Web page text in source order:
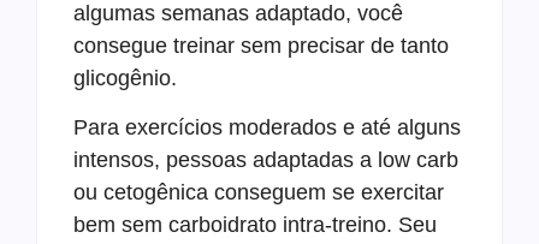
algumas semanas adaptado, você
consegue treinar sem precisar de tanto
glicogênio.
Para exercícios moderados e até alguns
intensos, pessoas adaptadas a low carb
ou cetogênica conseguem se exercitar
bem sem carboidrato intra-treino. Seu